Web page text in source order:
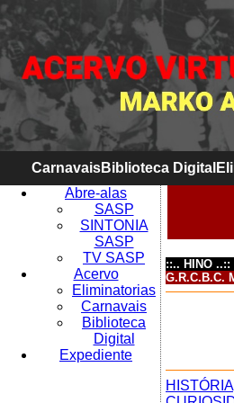
CarnavaisBiblioteca Digital
Abre-alas
SASP
SINTONIA
SASP
TV SASP
Acervo
Eliminatorias
Carnavais
Biblioteca
Digital
Expediente
::.. HINO ..::
G.R.C.B.C.
HISTÓRIA